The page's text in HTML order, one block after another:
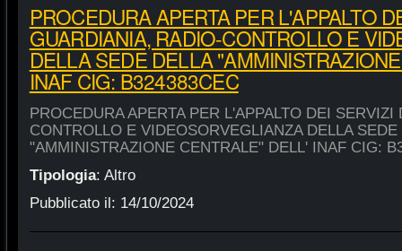
PROCEDURA APERTA PER L'APPALTO
GUARDIANIA, RADIO-CONTROLLO E
DELLA SEDE DELLA
INAF CIG: B324383CEC
PROCEDURA APERTA PER L'APPALTO DEI
CONTROLLO E VIDEOSORVEGLIANZA DELLA SEDE
"AMMINISTRAZIONE CENTRALE" DELL' INAF CIG:
Tipologia: Altro
Pubblicato il: 14/10/2024